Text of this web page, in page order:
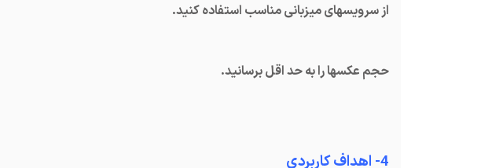
از سرویسهای میزبانی مناسب استفاده کنید.
حجم عکسها را به حد اقل برسانید.
4- اهداف کاربردی